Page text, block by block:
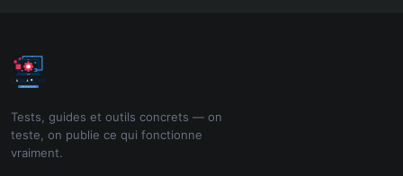
Tests, guides et outils concrets — on
teste, on publie ce qui fonctionne
vraiment.